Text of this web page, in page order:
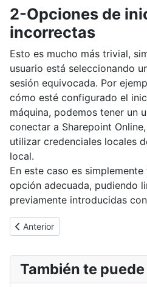
2-Opciones de
incorrectas
Esto es mucho más trivial,
usuario está seleccionando
sesión equivocada. Por
cómo esté configurado el
máquina, podemos tener un
conectar a Sharepoint
utilizar credenciales locales
local.
En este caso es
opción adecuada, pudiendo
previamente introducidas
Artículo anterior: Gemelo
Anterior
También te